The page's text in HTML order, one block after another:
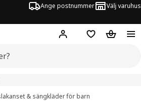
Ange postnummer Välj varuhus
Hej! Logga inInköpslistaVarukorg
& sängkläder för barn